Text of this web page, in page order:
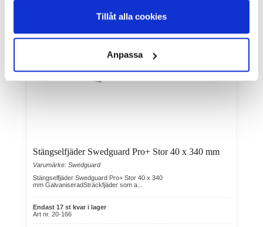
Tillåt alla cookies
Anpassa
Stängselfjäder Swedguard Pro+ Stor 40 x 340 mm
Varumärke: Swedguard
Stängselfjäder Swedguard Pro+ Stor 40 x 340
mm GalvaniseradSträckfjäder som a...
Endast 17 st kvar i lager
Art nr. 20-166